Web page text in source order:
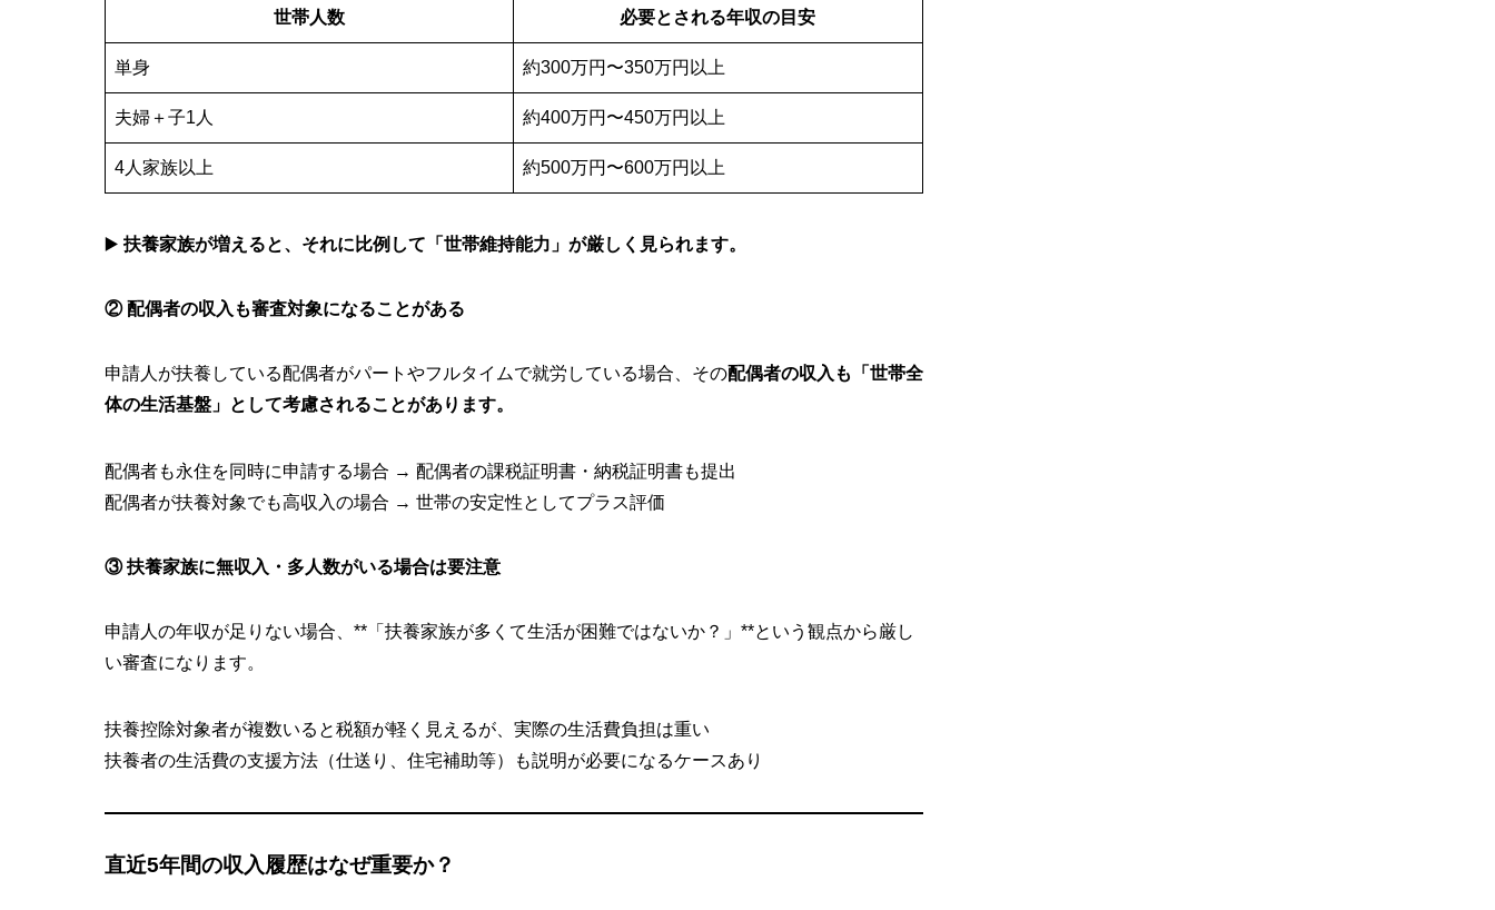
世帯人数 必要とされる年収の目安
単身 約300万円〜350万円以上
夫婦＋子1人 約400万円〜450万円以上
4人家族以上 約500万円〜600万円以上
▶️ 扶養家族が増えると、それに比例して「世帯維持能力」が厳しく見られます。
② 配偶者の収入も審査対象になることがある
申請人が扶養している配偶者がパートやフルタイムで就労している場合、その配偶者の収入も「世帯全
体の生活基盤」として考慮されることがあります。
配偶者も永住を同時に申請する場合 → 配偶者の課税証明書・納税証明書も提出
配偶者が扶養対象でも高収入の場合 → 世帯の安定性としてプラス評価
③ 扶養家族に無収入・多人数がいる場合は要注意
申請人の年収が足りない場合、**「扶養家族が多くて生活が困難ではないか？」**という観点から厳し
い審査になります。
扶養控除対象者が複数いると税額が軽く見えるが、実際の生活費負担は重い
扶養者の生活費の支援方法（仕送り、住宅補助等）も説明が必要になるケースあり
直近5年間の収入履歴はなぜ重要か？